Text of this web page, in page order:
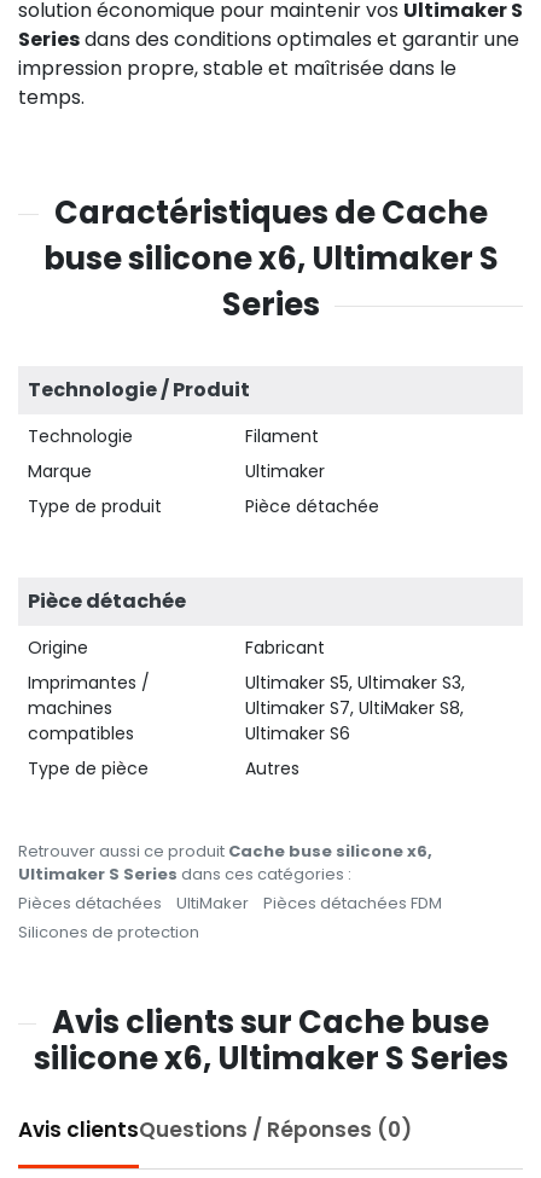
solution économique pour maintenir vos Ultimaker S
Seriesdans des conditions optimales et garantir une
impression propre, stable et maîtrisée dans le
temps.
Caractéristiques de Cache
buse silicone x6, Ultimaker S
Series
Technologie / Produit
Technologie
Filament
Marque
Ultimaker
Type de produit
Pièce détachée
Pièce détachée
Origine
Fabricant
Imprimantes /
machines
compatibles
Ultimaker S5, Ultimaker S3,
Ultimaker S7, UltiMaker S8,
Ultimaker S6
Type de pièce
Autres
Retrouver aussi ce produit Cache buse silicone x6,
Ultimaker S Series dans ces catégories :
Pièces détachées
UltiMaker
Pièces détachées FDM
Silicones de protection
Avis clients sur Cache buse
silicone x6, Ultimaker S Series
Avis clientsQuestions / Réponses (0)